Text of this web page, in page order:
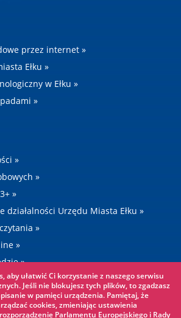
przez internet »
Ełku »
w Ełku »
»
»
»
»
działalności Urzędu Miasta Ełku »
»
»
»
aby ułatwić Ci korzystanie z naszego serwisu
Jeśli nie blokujesz tych plików, to zgadzasz
w pamięci urządzenia. Pamiętaj, że
cookies, zmieniając ustawienia
Parlamentu Europejskiego i Rady